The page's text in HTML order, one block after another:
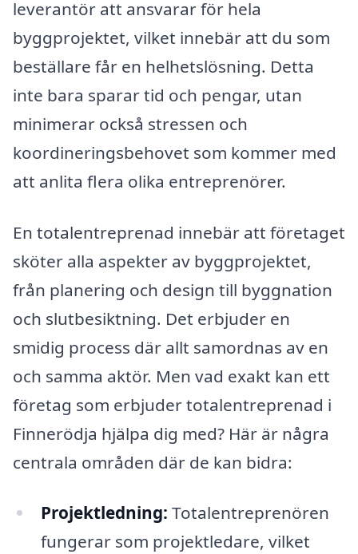
leverantör att ansvarar för hela
byggprojektet, vilket innebär att du som
beställare får en helhetslösning. Detta
inte bara sparar tid och pengar, utan
minimerar också stressen och
koordineringsbehovet som kommer med
att anlita flera olika entreprenörer.
En totalentreprenad innebär att företaget
sköter alla aspekter av byggprojektet,
från planering och design till byggnation
och slutbesiktning. Det erbjuder en
smidig process där allt samordnas av en
och samma aktör. Men vad exakt kan ett
företag som erbjuder totalentreprenad i
Finnerödja hjälpa dig med? Här är några
centrala områden där de kan bidra:
Projektledning: Totalentreprenören
fungerar som projektledare, vilket